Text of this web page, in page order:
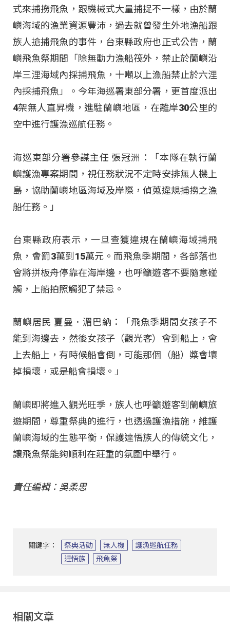
式來捕撈飛魚，跟機械式大量捕捉不一樣，由於蘭
嶼海域的漁業資源豐沛，過去就曾發生外地漁船跟
族人搶捕飛魚的事件，台東縣政府也正式公告，蘭
嶼飛魚祭期間「除無動力漁船筏外，禁止於蘭嶼沿
岸三浬海域內採捕飛魚，十噸以上漁船禁止於六浬
內採捕飛魚」。今年海巡署東部分署，更首度派出
4架無人直昇機，進駐蘭嶼地區，在離岸30公里的
空中進行護漁巡航任務。
海巡東部分署參謀主任 張冠洲：「本隊在執行蘭
嶼護漁專案期間，視任務狀況不定時安排無人機上
島，協助蘭嶼地區海域及岸際，偵蒐違規捕撈之漁
船任務。」
台東縣政府表示，一旦查獲違規在蘭嶼海域捕飛
魚，會罰3萬到15萬元。而飛魚季期間，各部落也
會將拼板舟停靠在海岸邊，也呼籲遊客不要隨意碰
觸，上船拍照觸犯了禁忌。
蘭嶼居民 夏曼．湄巴納：「飛魚季期間女孩子不
能到海邊去，然後女孩子（觀光客）會到船上，會
上去船上，有時候船會倒，可能那個（船）槳會壞
掉損壞，或是船會損壞。」
蘭嶼即將進入觀光旺季，族人也呼籲遊客到蘭嶼旅
遊期間，尊重祭典的進行，也透過護漁措施，維護
蘭嶼海域的生態平衡，保護達悟族人的傳統文化，
讓飛魚祭能夠順利在莊重的氛圍中舉行。
責任編輯：吳柔思
關鍵字： 祭典活動 無人機
護漁巡航任務
達悟族
飛魚祭
相關文章